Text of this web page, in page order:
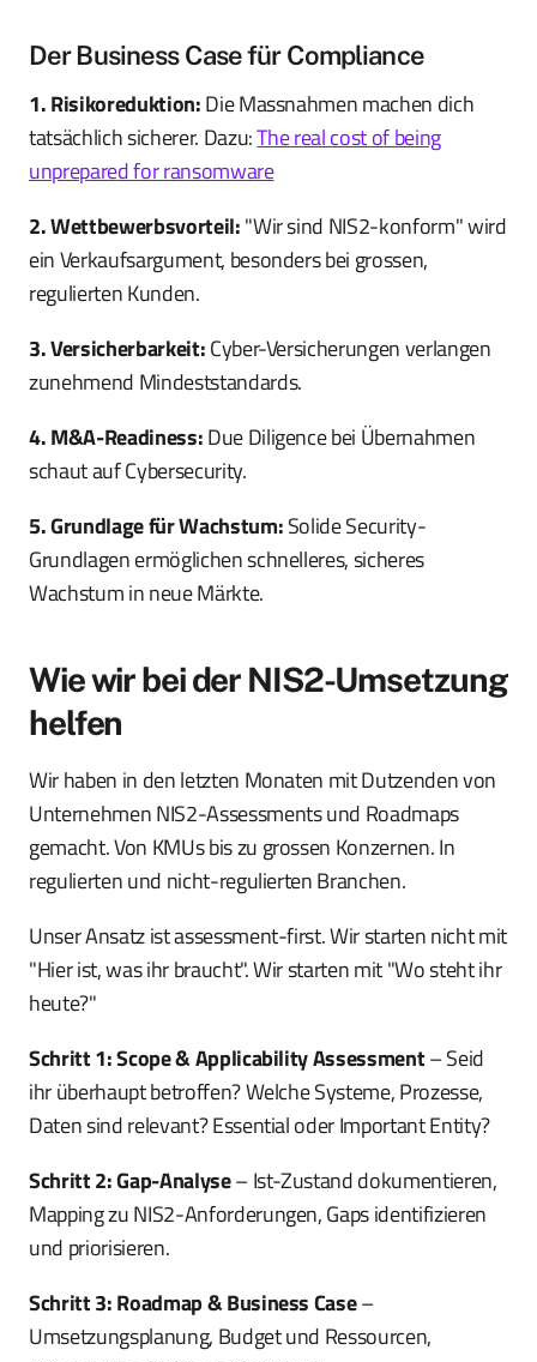
Der Business Case für Compliance
1. Risikoreduktion:Die Massnahmen machen dich
tatsächlich sicherer. Dazu:The real cost of being
unprepared for ransomware
2. Wettbewerbsvorteil:"Wir sind NIS2-konform" wird
ein Verkaufsargument, besonders bei grossen,
regulierten Kunden.
3. Versicherbarkeit:Cyber-Versicherungen verlangen
zunehmend Mindeststandards.
4. M&A-Readiness:Due Diligence bei Übernahmen
schaut auf Cybersecurity.
5. Grundlage für Wachstum:Solide Security-
Grundlagen ermöglichen schnelleres, sicheres
Wachstum in neue Märkte.
Wie wir bei der NIS2-Umsetzung
helfen
Wir haben in den letzten Monaten mit Dutzenden von
Unternehmen NIS2-Assessments und Roadmaps
gemacht. Von KMUs bis zu grossen Konzernen. In
regulierten und nicht-regulierten Branchen.
Unser Ansatz ist assessment-first. Wir starten nicht mit
"Hier ist, was ihr braucht". Wir starten mit "Wo steht ihr
heute?"
Schritt 1: Scope & Applicability Assessment– Seid
ihr überhaupt betroffen? Welche Systeme, Prozesse,
Daten sind relevant? Essential oder Important Entity?
Schritt 2: Gap-Analyse– Ist-Zustand dokumentieren,
Mapping zu NIS2-Anforderungen, Gaps identifizieren
und priorisieren.
Schritt 3: Roadmap & Business Case–
Umsetzungsplanung, Budget und Ressourcen,